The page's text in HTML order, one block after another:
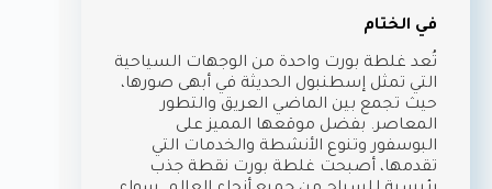
في الختام
تُعد غلطة بورت واحدة من الوجهات السياحية
التي تمثل إسطنبول الحديثة في أبهى صورها،
حيث تجمع بين الماضي العريق والتطور
المعاصر. بفضل موقعها المميز على
البوسفور وتنوع الأنشطة والخدمات التي
تقدمها، أصبحت غلطة بورت نقطة جذب